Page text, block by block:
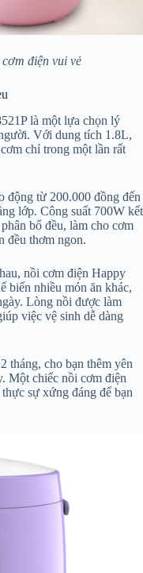
điện vui vẻ
là một lựa chọn lý
Với dung tích 1.8L,
chỉ trong một lần rất
động từ 200.000 đồng đến
lớp. Công suất 700W kết
bổ đều, làm cho cơm
đều thơm ngon.
nồi cơm điện Happy
biến nhiều món ăn khác,
Lòng nồi được làm
việc vệ sinh dễ dàng
tháng, cho bạn thêm yên
Một chiếc nồi cơm điện
sự xứng đáng để bạn